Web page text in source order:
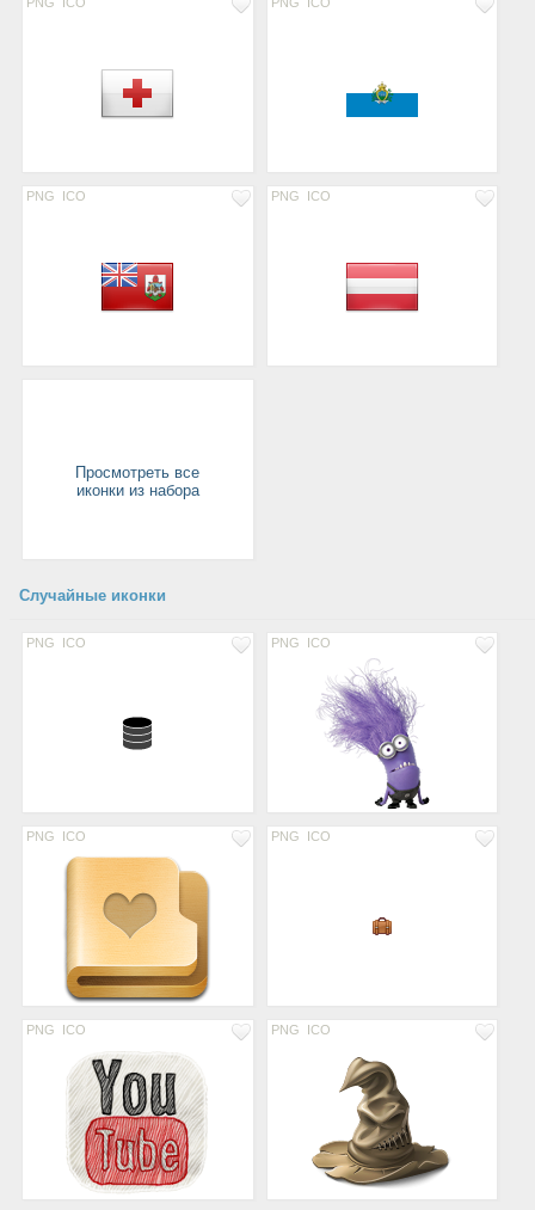
PNG ICO PNG ICO
Просмотреть все
иконки из набора
Случайные иконки
PNG ICO PNG ICO
PNG ICO PNG ICO
PNG ICO PNG ICO